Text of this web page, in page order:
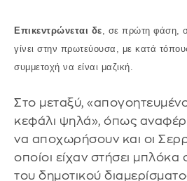
Επικεντρώνεται δε, σε πρώτη φάση,
γίνει στην πρωτεύουσα, με κατά
συμμετοχή να είναι μαζική.
Στο μεταξύ,
κεφάλι ψηλά», όπως
να αποχωρήσουν και οι
οποίοι είχαν στήσει
του δημοτικού